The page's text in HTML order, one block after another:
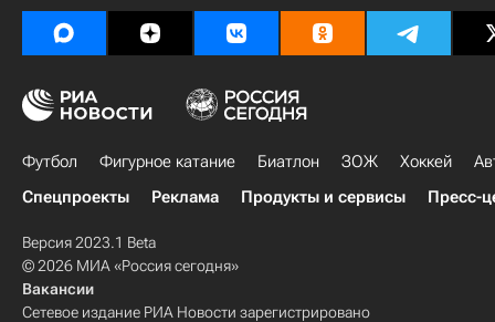
Футбол Фигурное катание Биатлон ЗОЖ Хоккей
Спецпроекты
Реклама Продукты и сервисы Пресс-
Версия 2023.1 Beta
© 2026 МИА «Россия сегодня»
Вакансии
Сетевое издание РИА Новости зарегистрировано